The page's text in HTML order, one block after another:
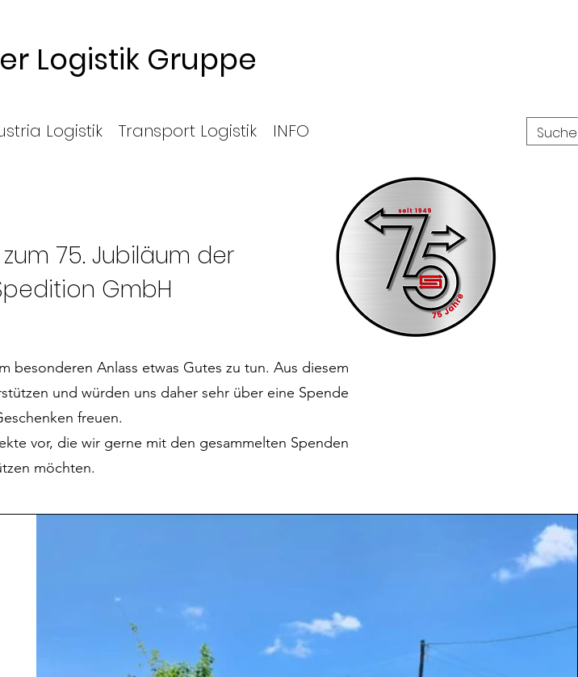
Logistik Gruppe
Logistik Transport Logistik INFO
75. Jubiläum der
GmbH
besonderen Anlass etwas Gutes zu tun. Aus diesem
und würden uns daher sehr über eine Spende
freuen.
vor, die wir gerne mit den gesammelten Spenden
möchten.